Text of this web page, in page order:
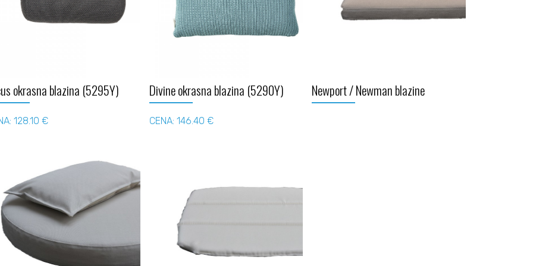
okrasna blazina (5295Y)
128.10 €
Divine okrasna blazina (5290Y)
CENA: 146.40 €
Newport / Newman blazine